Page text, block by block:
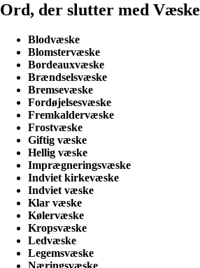
Ord, der slutter med Væske
Blodvæske
Blomstervæske
Bordeauxvæske
Brændselsvæske
Bremsevæske
Fordøjelsesvæske
Fremkaldervæske
Frostvæske
Giftig væske
Hellig væske
Imprægneringsvæske
Indviet kirkevæske
Indviet væske
Klar væske
Kølervæske
Kropsvæske
Ledvæske
Legemsvæske